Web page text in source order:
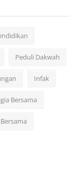
Peduli Dakwah
Infak
Bersama